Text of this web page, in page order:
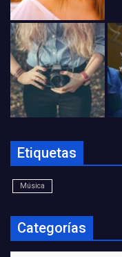
Etiquetas
Música
Categorías